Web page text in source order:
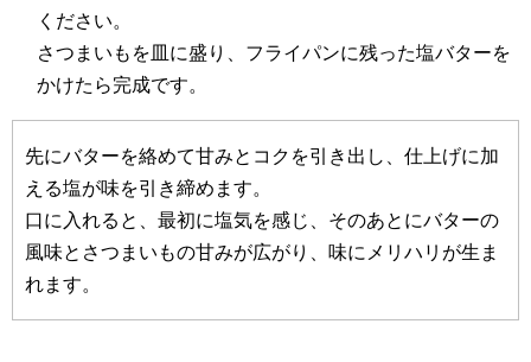
ください。
さつまいもを皿に盛り、フライパンに残った塩バターを
かけたら完成です。
先にバターを絡めて甘みとコクを引き出し、仕上げに加
える塩が味を引き締めます。
口に入れると、最初に塩気を感じ、そのあとにバターの
風味とさつまいもの甘みが広がり、味にメリハリが生ま
れます。